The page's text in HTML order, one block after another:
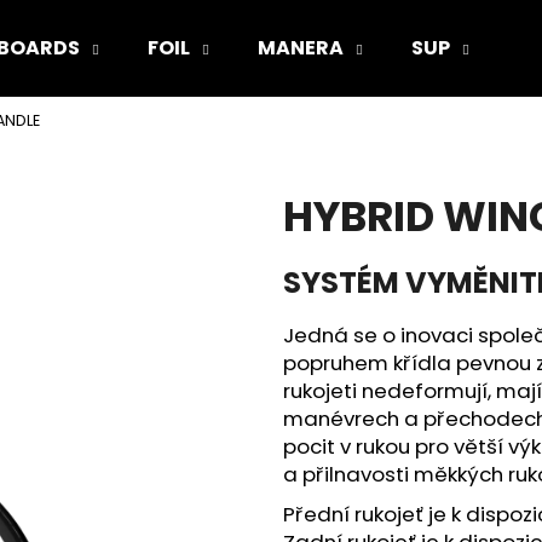
FOIL MANERA SUP
HYBRID
SYSTÉM
Jedná se o inovaci
popruhem křídla pevnou
rukojeti nedeformují,
manévrech a
pocit v rukou pro větší
a přilnavosti měkkých
Přední rukojeť je k
Co potřebujete najít?
HLEDAT